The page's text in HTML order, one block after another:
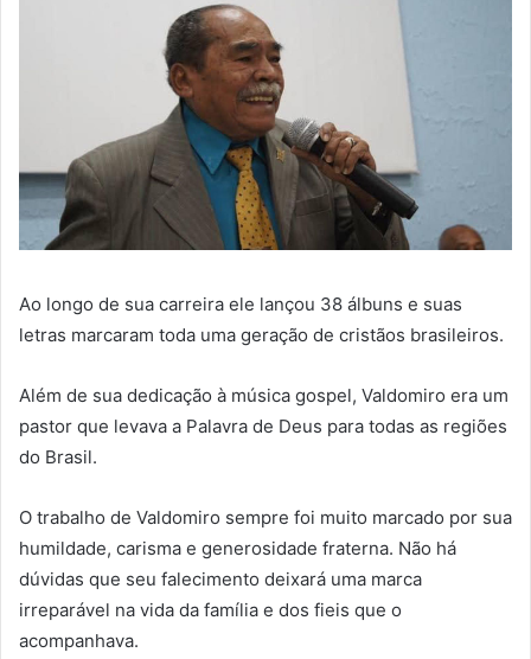
Ao longo de sua carreira ele lançou 38 álbuns e suas
letras marcaram toda uma geração de cristãos brasileiros.
Além de sua dedicação à música gospel, Valdomiro era um
pastor que levava a Palavra de Deus para todas as regiões
do Brasil.
O trabalho de Valdomiro sempre foi muito marcado por sua
humildade, carisma e generosidade fraterna. Não há
dúvidas que seu falecimento deixará uma marca
irreparável na vida da família e dos fieis que o
acompanhava.